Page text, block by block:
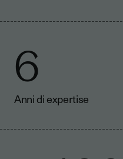
6
Anni di expertise